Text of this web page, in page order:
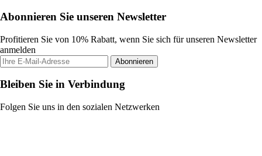
Abonnieren Sie unseren Newsletter
Profitieren Sie von 10% Rabatt, wenn Sie sich für unseren Newsletter
anmelden
Abonnieren
Bleiben Sie in Verbindung
Folgen Sie uns in den sozialen Netzwerken